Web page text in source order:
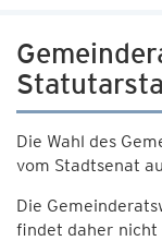
Die Wahl des
vom Stadtsenat
Die
findet daher nicht